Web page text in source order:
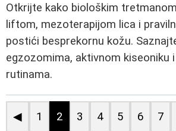
Otkrijte kako biološkim
liftom, mezoterapijom lica i
postići besprekornu kožu.
egzozomima, aktivnom kiseoniku
rutinama.
◀ 1 2 3 4 5 6 7